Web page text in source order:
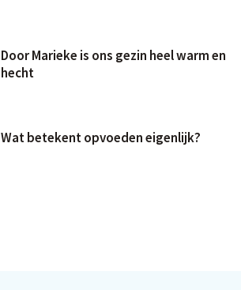
Door Marieke is ons gezin heel warm en
hecht
Wat betekent opvoeden eigenlijk?